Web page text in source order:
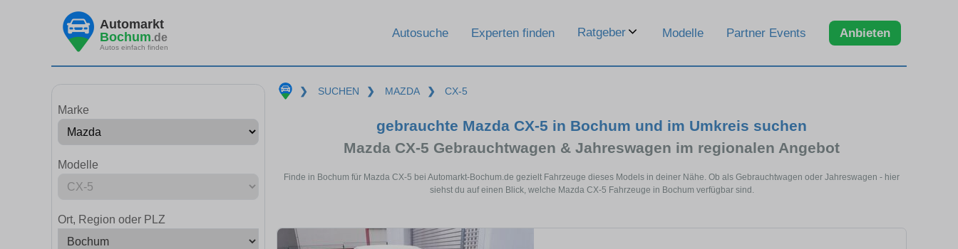
Automarkt
Bochum.de
Autos einfach finden
Autosuche Experten finden Ratgeber Modelle Partner Events Anbieten
Marke
Modelle
Ort, Region oder PLZ
❯ SUCHEN ❯ MAZDA ❯ CX-5
gebrauchte Mazda CX-5 in Bochum und im Umkreis suchen
Mazda CX-5 Gebrauchtwagen & Jahreswagen im regionalen Angebot
Finde in Bochum für Mazda CX-5 bei Automarkt-Bochum.de gezielt Fahrzeuge dieses Models in deiner Nähe. Ob als Gebrauchtwagen oder Jahreswagen - hier
siehst du auf einen Blick, welche Mazda CX-5 Fahrzeuge in Bochum verfügbar sind.